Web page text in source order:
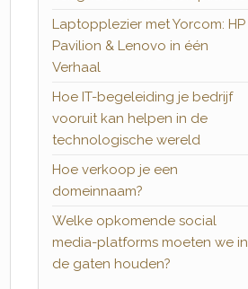
Laptopplezier met Yorcom: HP
Pavilion & Lenovo in één
Verhaal
Hoe IT-begeleiding je bedrijf
vooruit kan helpen in de
technologische wereld
Hoe verkoop je een
domeinnaam?
Welke opkomende social
media-platforms moeten we in
de gaten houden?